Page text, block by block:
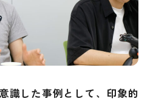
した事例として、印象的